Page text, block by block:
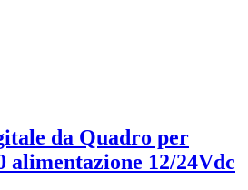
da Quadro per
alimentazione 12/24Vdc